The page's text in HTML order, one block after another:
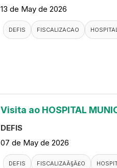
13 de May de 2026
DEFIS FISCALIZACAO
Visita ao HOSPITAL
DEFIS
07 de May de 2026
DEFIS FISCALIZAÃ§Ã£O